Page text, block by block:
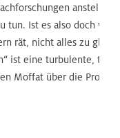
anstellt,
tun. Ist es also doch
rät, nicht alles zu
ist eine turbulente,
Moffat über die